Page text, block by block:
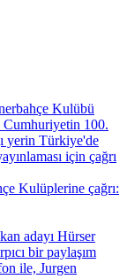
Kulüplerine çağrı: